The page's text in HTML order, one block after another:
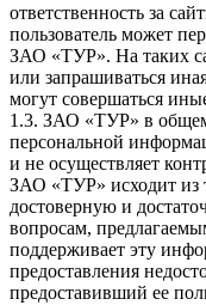
ответственность за
пользователь может
ЗАО «ТУР». На таких
или запрашиваться
могут совершаться
1.3. ЗАО «ТУР» в общем
персональной
и не осуществляет
ЗАО «ТУР» исходит из
достоверную и
вопросам,
поддерживает эту
предоставления
предоставивший ее